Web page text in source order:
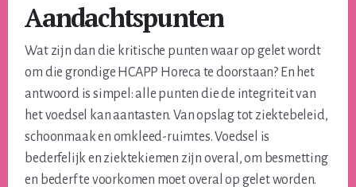
Aandachtspunten
Wat zijn dan die kritische punten waar op gelet wordt
om die grondige HCAPP Horeca te doorstaan? En het
antwoord is simpel: alle punten die de integriteit van
het voedsel kan aantasten. Van opslag tot ziektebeleid,
schoonmaak en omkleed-ruimtes. Voedsel is
bederfelijk en ziektekiemen zijn overal, om besmetting
en bederf te voorkomen moet overal op gelet worden.